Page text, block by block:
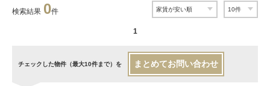
検索結果 0件
1
チェックした物件（最大10件まで）を まとめてお問い合わせ